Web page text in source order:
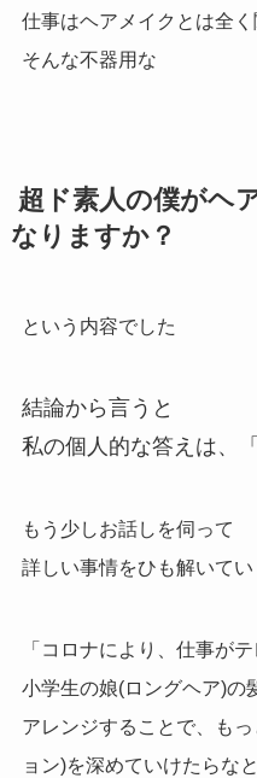
仕事はヘアメイクとは全
そんな不器用な
超ド素人の僕がヘ
なりますか？
という内容でした
結論から言うと
私の個人的な答えは、
もう少しお話しを伺って
詳しい事情をひも解いて
「コロナにより、仕事がテ
小学生の娘(ロングヘア)の
アレンジすることで、も
ョン)を深めていけたらな